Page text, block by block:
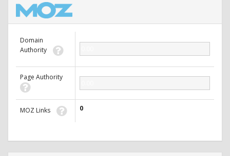
Domain
Authority
Page Authority
MOZ Links 0